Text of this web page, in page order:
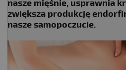
nasze mięśnie, usprawnia
zwiększa produkcję
nasze samopoczucie.